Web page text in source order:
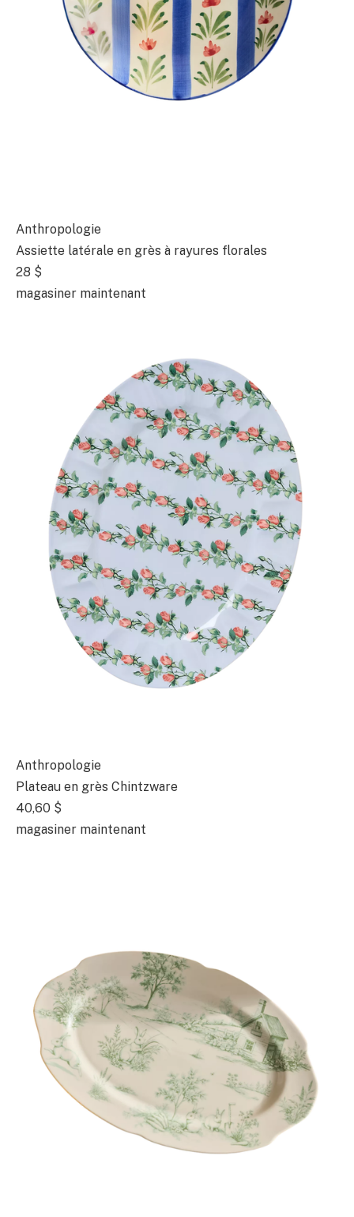
Anthropologie
Assiette latérale en grès à rayures florales
28 $
magasiner maintenant
Anthropologie
Plateau en grès Chintzware
40,60 $
magasiner maintenant